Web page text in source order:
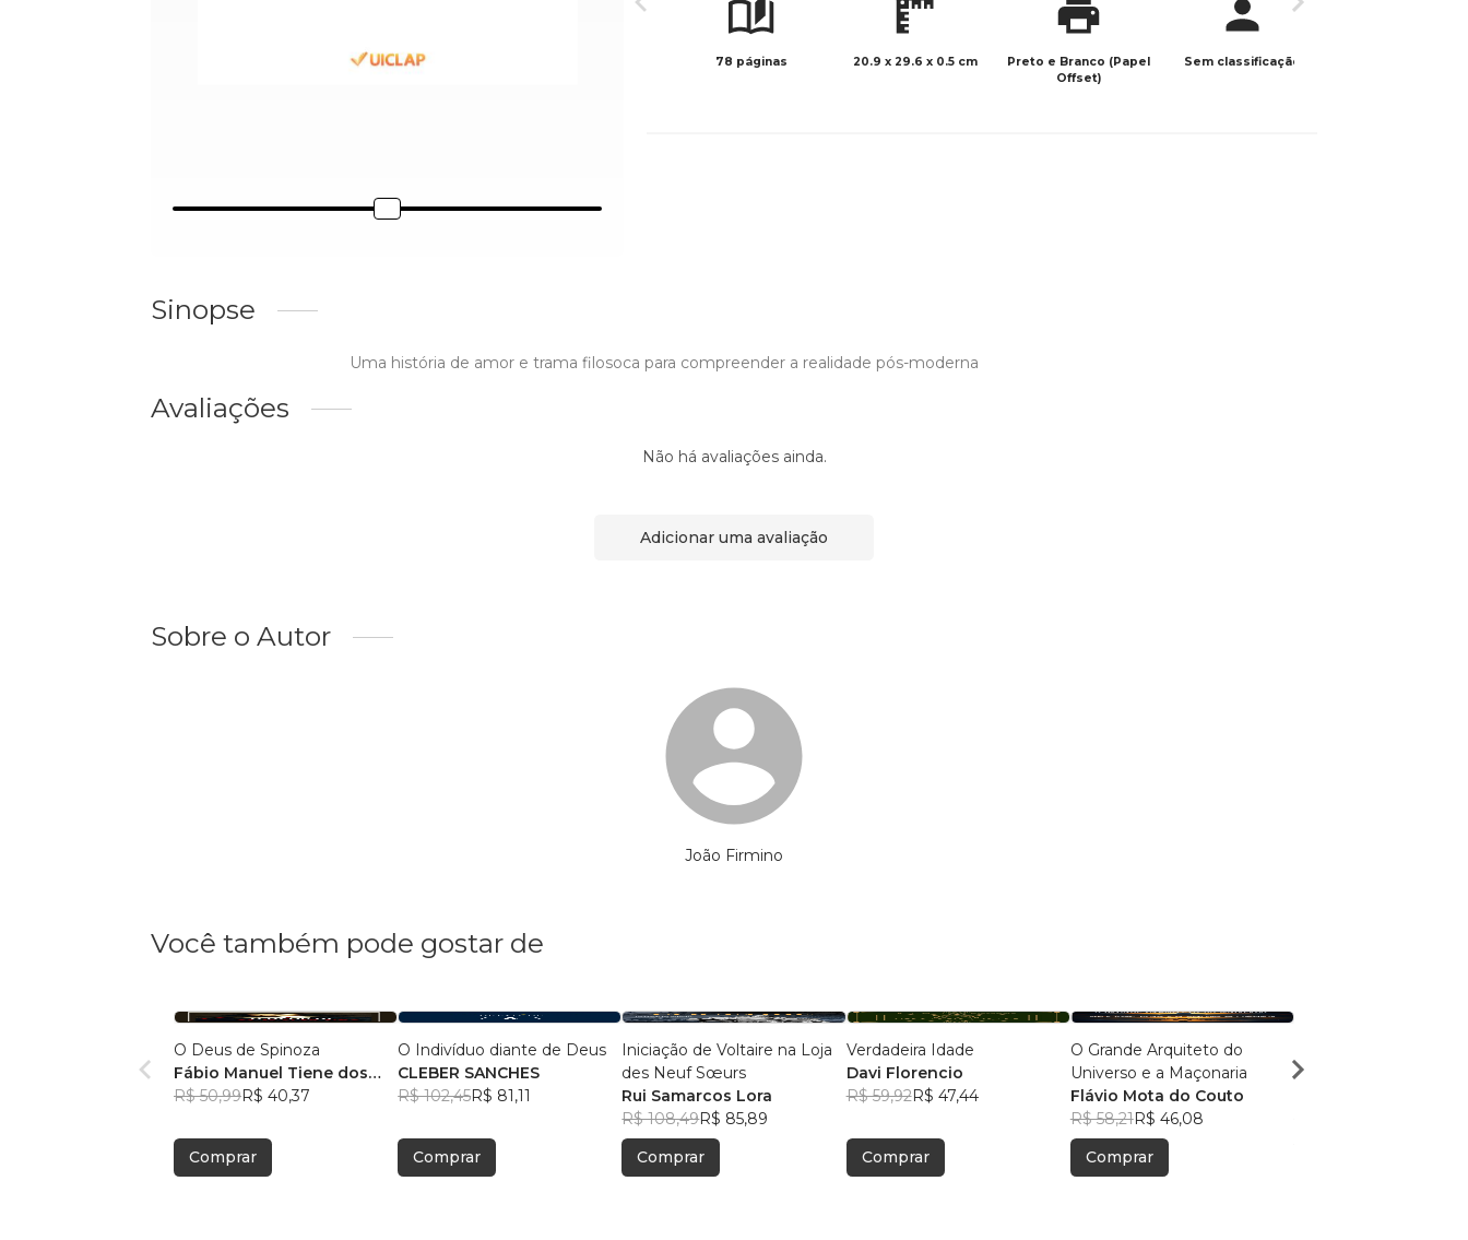
78 páginas 20.9 x 29.6 x 0.5 cm
Preto e Branco (Papel
Offset)
Sem classificação
Sinopse
Uma história de amor e trama filosoca para compreender a realidade pós-moderna
Avaliações
Não há avaliações ainda.
Adicionar uma avaliação
Sobre o Autor
João Firmino
Você também pode gostar de
O Deus de Spinoza
Fábio Manuel Tiene dos
Santos
R$ 50,99R$ 40,37
Comprar
O Indivíduo diante de Deus
CLEBER SANCHES
R$ 102,45R$ 81,11
Comprar
Iniciação de Voltaire na Loja
des Neuf Sœurs
Rui Samarcos Lora
R$ 108,49R$ 85,89
Comprar
Verdadeira Idade
Davi Florencio
R$ 59,92R$ 47,44
Comprar
O Grande Arquiteto do
Universo e a Maçonaria
Flávio Mota do Couto
R$ 58,21R$ 46,08
Comprar
Aquino e Santo